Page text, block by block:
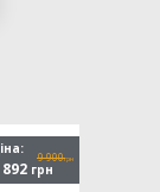
892 грн
9 900грн